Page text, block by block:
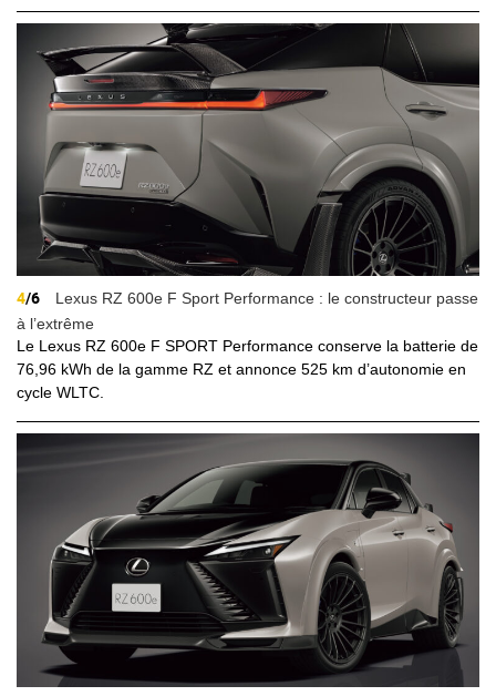
4/6
Lexus RZ 600e F Sport Performance : le constructeur passe
à l’extrême
Le Lexus RZ 600e F SPORT Performance conserve la batterie de
76,96 kWh de la gamme RZ et annonce 525 km d’autonomie en
cycle WLTC.